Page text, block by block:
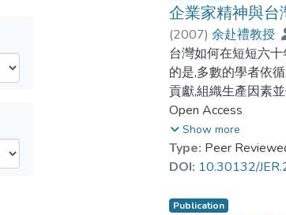
企業家精神與台
(2007)余赴禮教授
台灣如何在短短六
的是,多數的學者依
貢獻,組織生產因素
環境中學習並運用
躍的社會,闡述企業
活把握獲利機會,運
潤.台灣的環境雖然
Open Access
Show more
Type: Peer
DOI: 10.30132/
Publication